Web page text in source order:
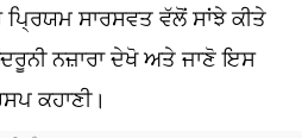
ਸਾਰਸਵਤ ਵੱਲੋਂ ਸਾਂਝੇ ਕੀਤੇ
ਨਜ਼ਾਰਾ ਦੇਖੋ ਅਤੇ ਜਾਣੋ ਇਸ
ਕਹਾਣੀ।